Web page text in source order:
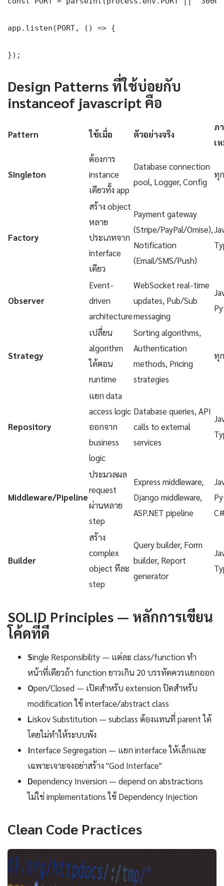
app.listen(PORT, () => {
});
Design Patterns ที่ใช้บ่อยกับ
instanceof javascript คือ
Pattern ใช้เมื่อ ตัวอย่างจริง
ภ
เ
Singleton
ต้องการ
instance
เดียวทั้ง app
Database connection
pool, Logger, Config
ทุ
Factory
สร้าง object
หลาย
ประเภทจาก
interface
เดียว
Payment gateway
(Stripe/PayPal/Omise),
Notification
(Email/SMS/Push)
Observer
Event-
driven
architecture
WebSocket real-time
updates, Pub/Sub
messaging
Strategy
เปลี่ยน
algorithm
ได้ตอน
runtime
Sorting algorithms,
Authentication
methods, Pricing
strategies
ทุ
Repository
แยก data
access logic
ออกจาก
business
logic
Database queries, API
calls to external
services
Middleware/Pipeline
ประมวลผล
request
ผ่านหลาย
step
Express middleware,
Django middleware,
ASP.NET pipeline
Builder
สร้าง
complex
object ทีละ
step
Query builder, Form
builder, Report
generator
SOLID Principles — หลักการเขียน
โค้ดที่ดี
Single Responsibility — แต่ละ class/function ทำ
หน้าที่เดียวถ้า function ยาวเกิน 20 บรรทัดควรแยกออก
Open/Closed — เปิดสำหรับ extension ปิดสำหรับ
modification ใช้ interface/abstract class
Liskov Substitution — subclass ต้องแทนที่ parent ได้
โดยไม่ทำให้ระบบพัง
Interface Segregation — แยก interface ให้เล็กและ
เฉพาะเจาะจงอย่าสร้าง "God Interface"
Dependency Inversion — depend on abstractions
ไม่ใช่ implementations ใช้ Dependency Injection
Clean Code Practices